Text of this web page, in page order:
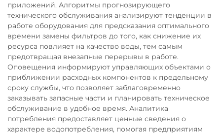
приложений. Алгоритмы прогнозирующего
технического обслуживания анализируют тенденции в
работе оборудования для предсказания оптимального
времени замены фильтров до того, как снижение их
ресурса повлияет на качество воды, тем самым
предотвращая внезапные перерывы в работе.
Оповещения информируют управляющих объектами о
приближении расходных компонентов к предельному
сроку службы, что позволяет заблаговременно
заказывать запасные части и планировать техническое
обслуживание в удобное время. Аналитика
потребления предоставляет ценные сведения о
характере водопотребления, помогая предприятиям